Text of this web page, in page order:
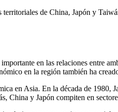
territoriales de China, Japón y
en las relaciones entre
en la región también ha
en Asia. En la década de 1980,
China y Japón compiten en